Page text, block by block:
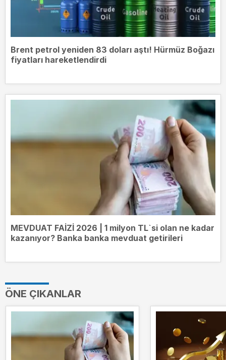
Brent petrol yeniden 83 doları aştı! Hürmüz Boğazı
fiyatları hareketlendirdi
MEVDUAT FAİZİ 2026 | 1 milyon TL`si olan ne kadar
kazanıyor? Banka banka mevduat getirileri
ÖNE ÇIKANLAR